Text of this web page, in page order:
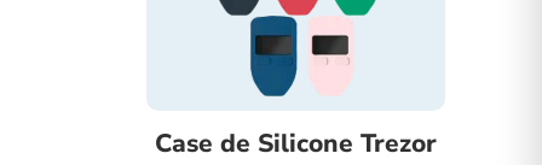
Case de Silicone Trezor